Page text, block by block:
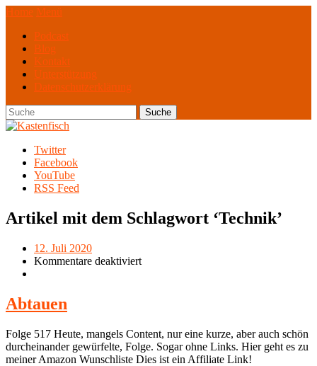
Home Menü
Podcast
Blog
Kontakt
Unterstützung
Datenschutzerklärung
Twitter
Facebook
YouTube
RSS Feed
Artikel mit dem Schlagwort ‘Technik’
12. Juli 2020
Kommentare deaktiviert
Abtauen
Folge 517 Heute, mangels Content, nur eine kurze, aber auch schön
durcheinander gewürfelte, Folge. Sogar ohne Links. Hier geht es zu
meiner Amazon Wunschliste Dies ist ein Affiliate Link!